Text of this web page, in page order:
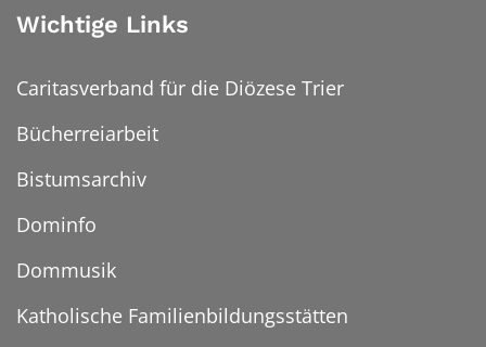
Wichtige Links
Caritasverband für die Diözese Trier
Bücherreiarbeit
Bistumsarchiv
Dominfo
Dommusik
Katholische Familienbildungsstätten